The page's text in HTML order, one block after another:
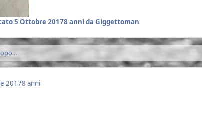
5 Ottobre 20178 anni da Giggettoman
20178 anni